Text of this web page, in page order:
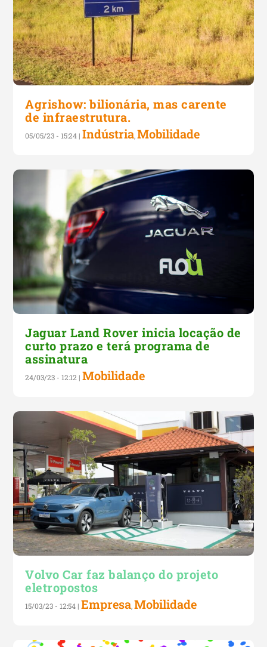
Agrishow: bilionária, mas carente
de infraestrutura.
05/05/23 - 15:24 |Indústria,Mobilidade
Jaguar Land Rover inicia locação de
curto prazo e terá programa de
assinatura
24/03/23 - 12:12 |Mobilidade
Volvo Car faz balanço do projeto
eletropostos
15/03/23 - 12:54 |Empresa,Mobilidade